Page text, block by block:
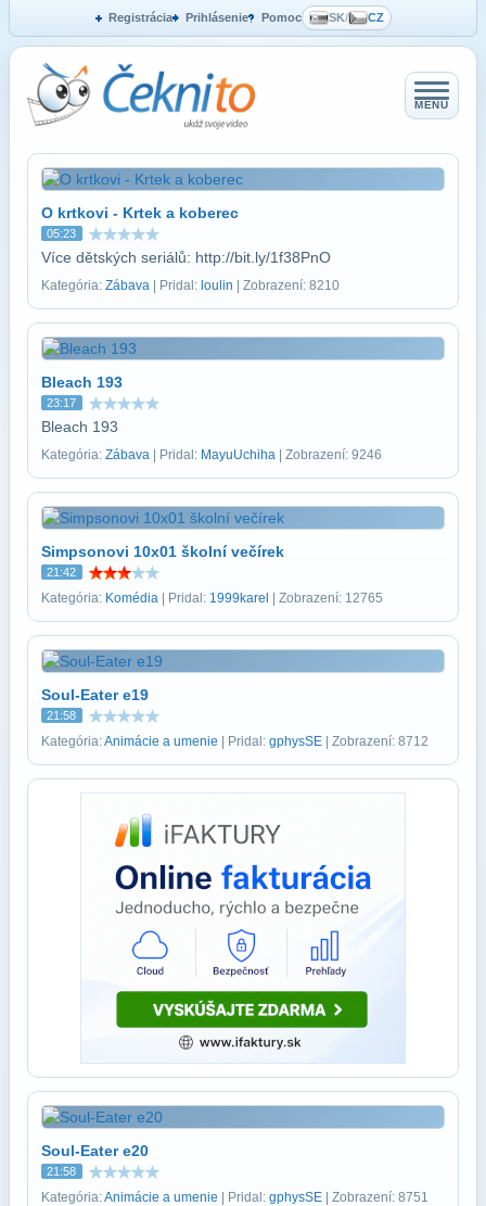
Registrácia Prihlásenie Pomoc SK/ CZ
MENU
O krtkovi - Krtek a koberec
05:23
Více dětských seriálů: http://bit.ly/1f38PnO
Kategória: Zábava | Pridal: loulin | Zobrazení: 8210
Bleach 193
23:17
Bleach 193
Kategória: Zábava | Pridal: MayuUchiha | Zobrazení: 9246
Simpsonovi 10x01 školní večírek
21:42
Kategória: Komédia | Pridal: 1999karel | Zobrazení: 12765
Soul-Eater e19
21:58
Kategória:Animácie a umenie | Pridal: gphysSE | Zobrazení: 8712
Soul-Eater e20
21:58
Kategória:Animácie a umenie | Pridal: gphysSE | Zobrazení: 8751